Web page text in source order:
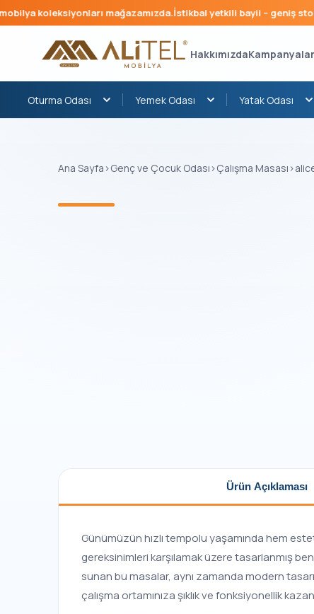
koleksiyonları mağazamızda.İstikbal yetkili bayii – geniş stok,
HakkımızdaKampanyalar
Oturma Odası Yemek Odası Yatak Odası
Ana Sayfa ›Genç ve Çocuk Odası ›Çalışma Masası ›
Ürün Açıklaması
Günümüzün hızlı tempolu yaşamında hem
gereksinimleri karşılamak üzere tasarlanmış
sunan bu masalar, aynı zamanda modern
çalışma ortamınıza şıklık ve fonksiyonellik